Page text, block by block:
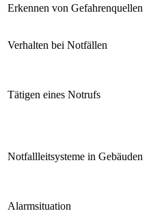
Erkennen von Gefahrenquellen
Verhalten bei Notfällen
Tätigen eines Notrufs
Notfallleitsysteme in Gebäuden
Alarmsituation